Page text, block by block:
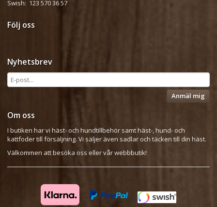
Swish: 123 570 36 57
Följ oss
Nyhetsbrev
Anmäl mig
Om oss
I butiken har vi häst- och hundtillbehör samt häst-, hund- och
kattfoder till försäljning. Vi säljer även sadlar och täcken till din häst.
Välkommen att besöka oss eller vår webbbutik!